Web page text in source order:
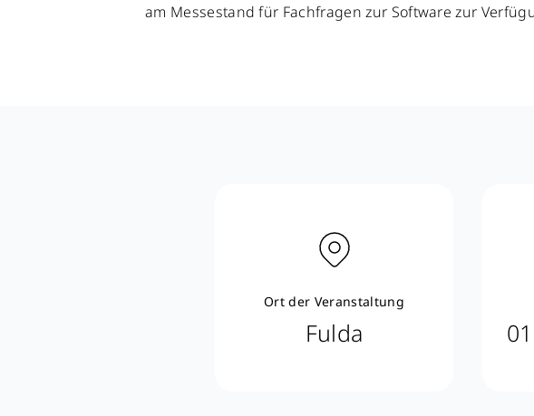
am Messestand für Fachfragen zur Software zur
Ort der Veranstaltung
Fulda